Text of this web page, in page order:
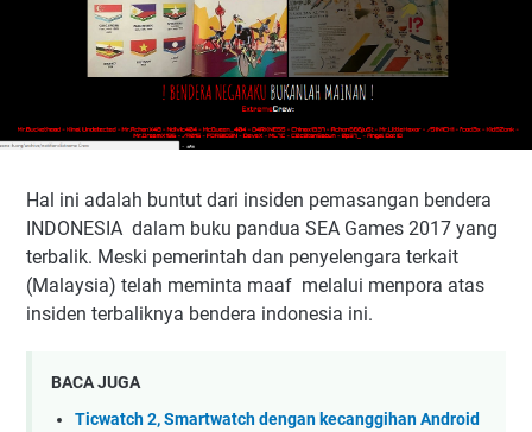
Hal ini adalah buntut dari insiden pemasangan bendera
INDONESIA dalam buku pandua SEA Games 2017 yang
terbalik. Meski pemerintah dan penyelengara terkait
(Malaysia) telah meminta maaf melalui menpora atas
insiden terbaliknya bendera indonesia ini.
BACA JUGA
Ticwatch 2, Smartwatch dengan kecanggihan Android